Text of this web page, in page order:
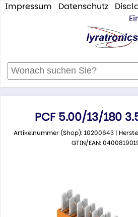
Impressum Datenschutz
PCF 5.00/13/180
Artikelnummer (Shop): 10200643 |
GTIN/EAN: